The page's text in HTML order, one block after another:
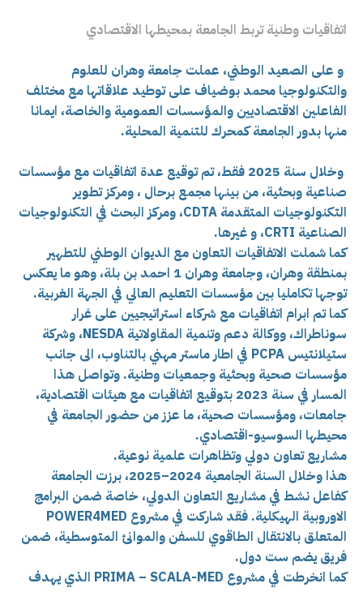
اتفاقيات وطنية تربط الجامعة بمحيطها الاقتصادي
و على الصعيد الوطني، عملت جامعة وهران للعلوم
والتكنولوجيا محمد بوضياف على توطيد علاقاتها مع مختلف
الفاعلين الاقتصاديين والمؤسسات العمومية والخاصة، ايمانا
منها بدور الجامعة كمحرك للتنمية المحلية.
وخلال سنة 2025 فقط، تم توقيع عدة اتفاقيات مع مؤسسات
صناعية وبحثية، من بينها مجمع برحال ، ومركز تطوير
التكنولوجيات المتقدمة CDTA، ومركز البحث في التكنولوجيات
الصناعية CRTI، و غيرها.
كما شملت الاتفاقيات التعاون مع الديوان الوطني للتطهير
بمنطقة وهران، وجامعة وهران 1 احمد بن بلة، وهو ما يعكس
توجها تكامليا بين مؤسسات التعليم العالي في الجهة الغربية.
كما تم ابرام اتفاقيات مع شركاء استراتيجيين على غرار
سوناطراك، ووكالة دعم وتنمية المقاولاتية NESDA، وشركة
ستيلانتيس PCPA في اطار ماستر مهني بالتناوب، الى جانب
مؤسسات صحية وبحثية وجمعيات وطنية. وتواصل هذا
المسار في سنة 2023 بتوقيع اتفاقيات مع هيئات اقتصادية،
جامعات، ومؤسسات صحية، ما عزز من حضور الجامعة في
محيطها السوسيو-اقتصادي.
مشاريع تعاون دولي وتظاهرات علمية نوعية.
هذا وخلال السنة الجامعية 2024–2025، برزت الجامعة
كفاعل نشط في مشاريع التعاون الدولي، خاصة ضمن البرامج
الاوروبية الهيكلية. فقد شاركت في مشروع POWER4MED
المتعلق بالانتقال الطاقوي للسفن والموانئ المتوسطية، ضمن
فريق يضم ست دول.
كما انخرطت في مشروع PRIMA – SCALA-MED الذي يهدف